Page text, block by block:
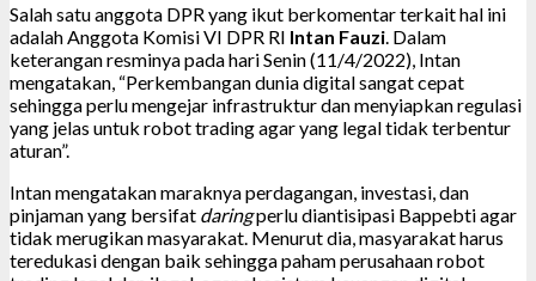
Salah satu anggota DPR yang ikut berkomentar terkait hal ini
adalah Anggota Komisi VI DPR RI Intan Fauzi . Dalam
keterangan resminya pada hari Senin (11/4/2022), Intan
mengatakan, “Perkembangan dunia digital sangat cepat
sehingga perlu mengejar infrastruktur dan menyiapkan regulasi
yang jelas untuk robot trading agar yang legal tidak terbentur
aturan”.
Intan mengatakan maraknya perdagangan, investasi, dan
pinjaman yang bersifat daringperlu diantisipasi Bappebti agar
tidak merugikan masyarakat. Menurut dia, masyarakat harus
teredukasi dengan baik sehingga paham perusahaan robot